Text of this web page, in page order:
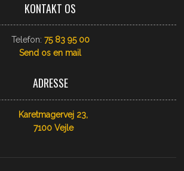
KONTAKT OS
Telefon: 75 83 95 00
Send os​ en mail
ADRESSE
Karetmagervej 23,
​7100 Vejle